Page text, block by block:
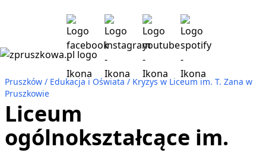
Pruszków Edukacja i Oświata
Kryzys w Liceum im. T. Zana w
Pruszkowie
Liceum
ogólnokształcące im.